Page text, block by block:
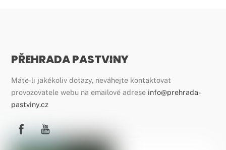
Back
Top
PŘEHRADA PASTVINY
Máte-li jakékoliv dotazy, neváhejte kontaktovat
provozovatele webu na emailové adrese info@prehrada-
pastviny.cz